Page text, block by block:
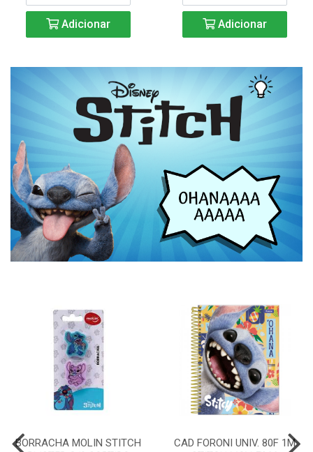
Adicionar Adicionar
BORRACHA MOLIN STITCH
CAD FORONI UNIV. 80F 1M